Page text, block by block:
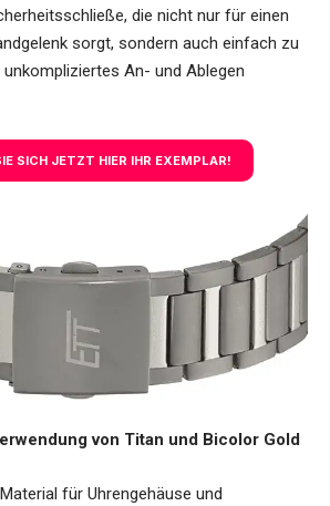
die nicht nur für einen
sorgt, sondern auch einfach zu
unkompliziertes An- und Ablegen
SICH JETZT HIER IHR EXEMPLAR!
von Titan und Bicolor Gold
für Uhrengehäuse und